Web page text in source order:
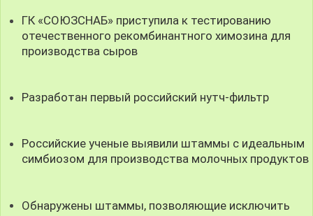
ГК «СОЮЗСНАБ» приступила к тестированию
отечественного рекомбинантного химозина для
производства сыров
Разработан первый российский нутч-фильтр
Российские ученые выявили штаммы с идеальным
симбиозом для производства молочных продуктов
Обнаружены штаммы, позволяющие исключить